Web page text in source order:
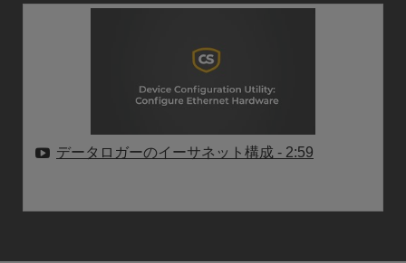
データロガーのイーサネット構成 - 2:59